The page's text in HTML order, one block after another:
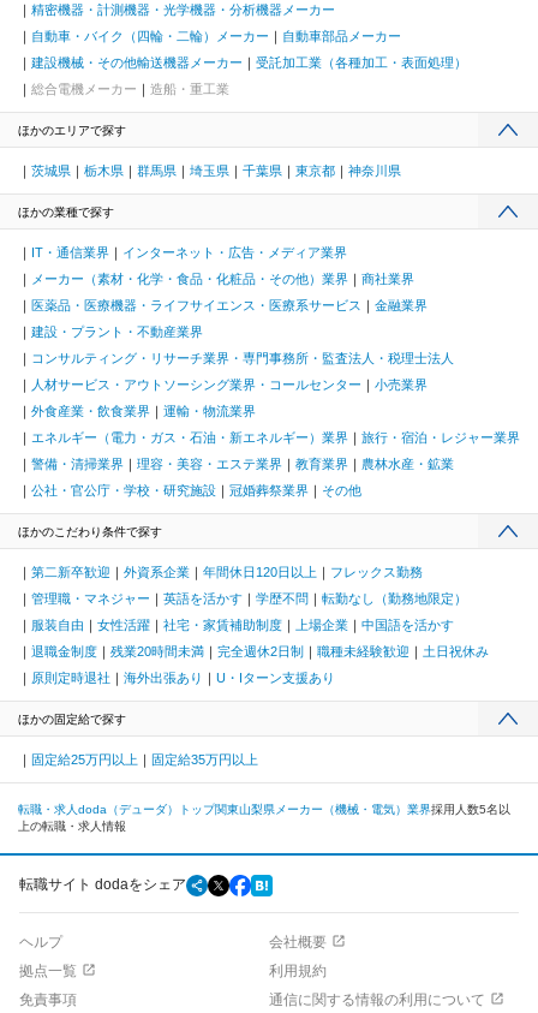
精密機器・計測機器・光学機器・分析機器メーカー
自動車・バイク（四輪・二輪）メーカー
自動車部品メーカー
建設機械・その他輸送機器メーカー
受託加工業（各種加工・表面処理）
総合電機メーカー
造船・重工業
ほかのエリアで探す
茨城県 栃木県 群馬県 埼玉県 千葉県 東京都 神奈川県
ほかの業種で探す
IT・通信業界
インターネット・広告・メディア業界
メーカー（素材・化学・食品・化粧品・その他）業界
商社業界
医薬品・医療機器・ライフサイエンス・医療系サービス
金融業界
建設・プラント・不動産業界
コンサルティング・リサーチ業界・専門事務所・監査法人・税理士法人
人材サービス・アウトソーシング業界・コールセンター
小売業界
外食産業・飲食業界
運輸・物流業界
エネルギー（電力・ガス・石油・新エネルギー）業界
旅行・宿泊・レジャー業界
警備・清掃業界
理容・美容・エステ業界 教育業界
農林水産・鉱業
公社・官公庁・学校・研究施設
冠婚葬祭業界 その他
ほかのこだわり条件で探す
第二新卒歓迎 外資系企業 年間休日120日以上
フレックス勤務
管理職・マネジャー
英語を活かす 学歴不問
転勤なし（勤務地限定）
服装自由
女性活躍 社宅・家賃補助制度 上場企業
中国語を活かす
退職金制度
残業20時間未満 完全週休2日制 職種未経験歓迎
土日祝休み
原則定時退社
海外出張あり U・Iターン支援あり
ほかの固定給で探す
固定給25万円以上 固定給35万円以上
転職・求人doda（デューダ）トップ関東山梨県 メーカー（機械・電気）業界採用人数5名以
上の転職・求人情報
転職サイト dodaをシェア
ヘルプ
会社概要
拠点一覧
利用規約
免責事項
通信に関する情報の利用について